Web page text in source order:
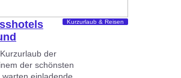
Kurzurlaub & Reisen
der
der schönsten
einladende